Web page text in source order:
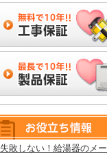
失敗しない！給湯器のメ